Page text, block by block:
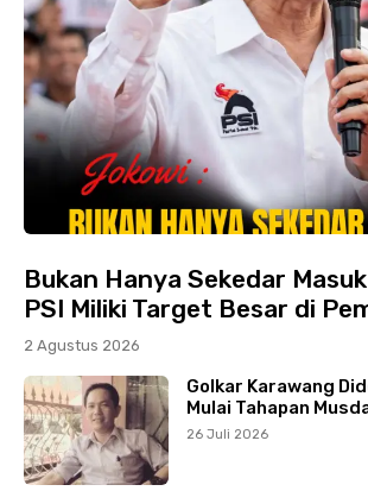
Bukan Hanya Sekedar
PSI Miliki Target Besar di
2 Agustus 2026
Golkar Karawang
Mulai Tahapan
26 Juli 2026